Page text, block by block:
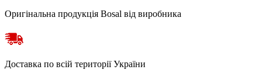
Оригінальна продукція Bosal від виробника
Доставка по всій території України